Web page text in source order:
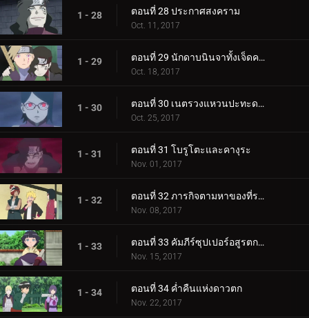
1 - 28 ตอนที่ 28 ประกาศสงคราม
Oct. 11, 2017
1 - 29 ตอนที่ 29 นักดาบนินจาทั้งเจ็ดคนใหม่!
Oct. 18, 2017
1 - 30 ตอนที่ 30 เนตรวงแหวนปะทะดาบสายฟ้า เขี้ยวคิบะ!
Oct. 25, 2017
1 - 31 ตอนที่ 31 โบรูโตะและคางุระ
Nov. 01, 2017
1 - 32 ตอนที่ 32 ภารกิจตามหาของที่ระลึก
Nov. 08, 2017
1 - 33 ตอนที่ 33 คัมภีร์ซุปเปอร์อสูรตกต่ำ!
Nov. 15, 2017
1 - 34 ตอนที่ 34 ค่ำคืนแห่งดาวตก
Nov. 22, 2017